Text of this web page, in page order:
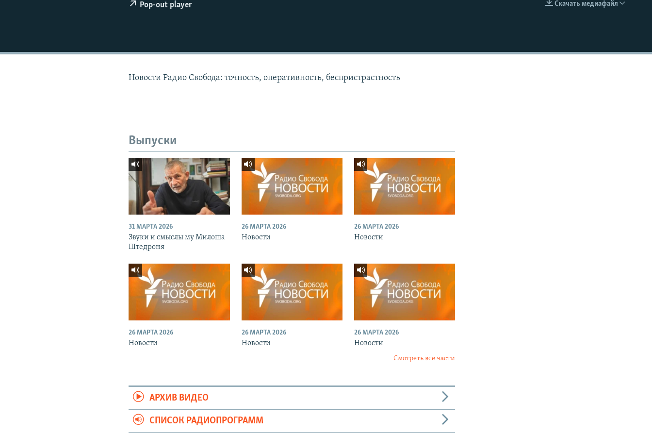
EMBED
Скачать медиафайл
Pop-out player
Новости Радио Свобода: точность, оперативность, беспристрастность
Выпуски
31 МАРТА 2026
Звуки и смыслы му Милоша
Штедроня
26 МАРТА 2026
Новости
26 МАРТА 2026
Новости
26 МАРТА 2026
Новости
26 МАРТА 2026
Новости
26 МАРТА 2026
Новости
Смотреть все части
АРХИВ ВИДЕО
СПИСОК РАДИОПРОГРАММ